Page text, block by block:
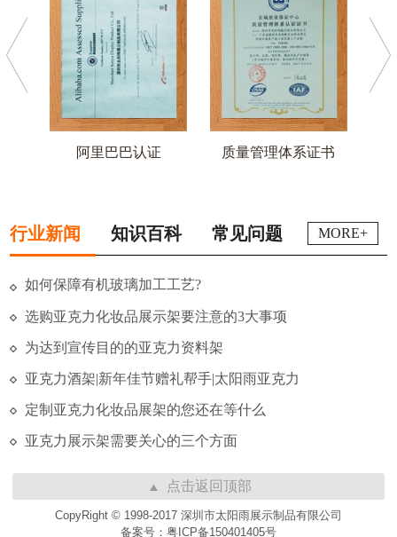
阿里巴巴认证 质量管理体系证书
行业新闻 知识百科 常见问题 MORE+
如何保障有机玻璃加工工艺?
选购亚克力化妆品展示架要注意的3大事项
为达到宣传目的的亚克力资料架
亚克力酒架|新年佳节赠礼帮手|太阳雨亚克力
定制亚克力化妆品展架的您还在等什么
亚克力展示架需要关心的三个方面
点击返回顶部
CopyRight © 1998-2017 深圳市太阳雨展示制品有限公司
备案号：粤ICP备150401405号